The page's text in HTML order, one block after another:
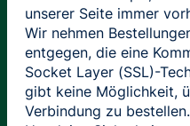
unserer Seite immer
Wir nehmen
entgegen, die eine
Socket Layer (SSL)-
gibt keine Möglichkeit,
Verbindung zu bestellen.